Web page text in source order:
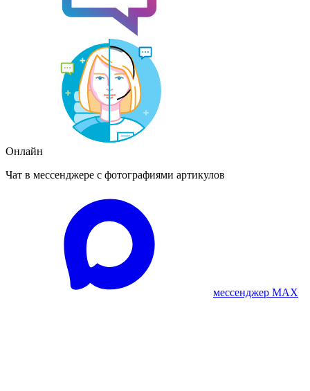
Онлайн
Чат в мессенджере с фотографиями артикулов
мессенджер MAX